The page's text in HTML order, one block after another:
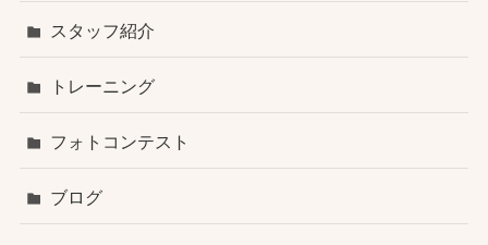
スタッフ紹介
トレーニング
フォトコンテスト
ブログ